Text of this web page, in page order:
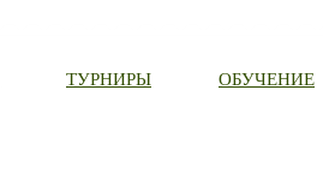
ТУРНИРЫ ОБУЧЕНИЕ